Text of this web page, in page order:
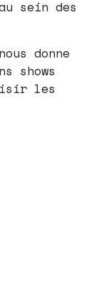
sein des
donne
shows
les